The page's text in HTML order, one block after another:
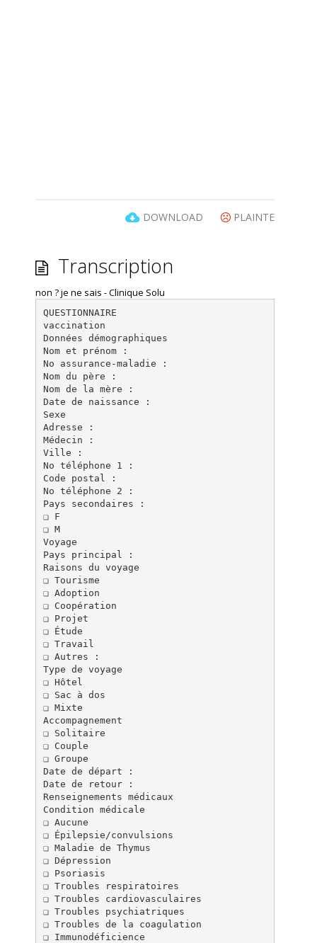
DOWNLOAD PLAINTE
Transcription
non ? je ne sais - Clinique Solu
QUESTIONNAIRE
vaccination
Données démographiques
Nom et prénom :
No assurance-maladie :
Nom du père :
Nom de la mère :
Date de naissance :
Sexe
Adresse :
Médecin :
Ville :
No téléphone 1 :
Code postal :
No téléphone 2 :
Pays secondaires :
❏ F
❏ M
Voyage
Pays principal :
Raisons du voyage
❏ Tourisme
❏ Adoption
❏ Coopération
❏ Projet
❏ Étude
❏ Travail
❏ Autres :
Type de voyage
❏ Hôtel
❏ Sac à dos
❏ Mixte
Accompagnement
❏ Solitaire
❏ Couple
❏ Groupe
Date de départ :
Date de retour :
Renseignements médicaux
Condition médicale
❏ Aucune
❏ Épilepsie/convulsions
❏ Maladie de Thymus
❏ Dépression
❏ Psoriasis
❏ Troubles respiratoires
❏ Troubles cardiovasculaires
❏ Troubles psychiatriques
❏ Troubles de la coagulation
❏ Immunodéficience